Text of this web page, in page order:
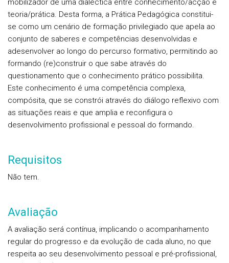
mobilizador de uma dialéctica entre conhecimento/acção e
teoria/prática. Desta forma, a Prática Pedagógica constitui-
se como um cenário de formação privilegiado que apela ao
conjunto de saberes e competências desenvolvidas e
adesenvolver ao longo do percurso formativo, permitindo ao
formando (re)construir o que sabe através do
questionamento que o conhecimento prático possibilita.
Este conhecimento é uma competência complexa,
compósita, que se constrói através do diálogo reflexivo com
as situações reais e que amplia e reconfigura o
desenvolvimento profissional e pessoal do formando.
Requisitos
Não tem.
Avaliação
A avaliação será contínua, implicando o acompanhamento
regular do progresso e da evolução de cada aluno, no que
respeita ao seu desenvolvimento pessoal e pré-profissional,